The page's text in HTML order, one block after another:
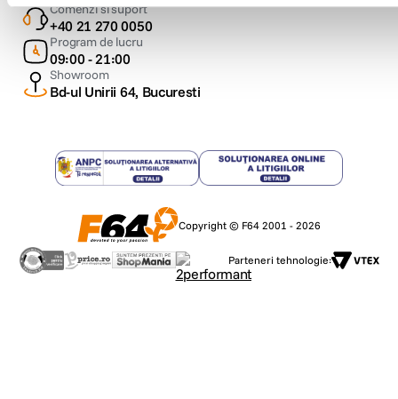
Comenzi si suport
+40 21 270 0050
Program de lucru
09:00 - 21:00
Showroom
Bd-ul Unirii 64, Bucuresti
Copyright © F64 2001 - 2026
Parteneri tehnologie: